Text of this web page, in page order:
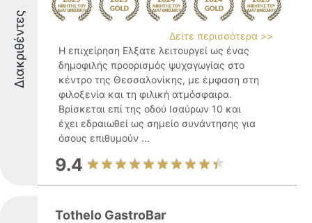
Διακριθέντες
Δείτε περισσότερα >>
Η επιχείρηση Ελξατε λειτουργεί ως ένας
δημοφιλής προορισμός ψυχαγωγίας στο
κέντρο της Θεσσαλονίκης, με έμφαση στη
φιλοξενία και τη φιλική ατμόσφαιρα.
Βρίσκεται επί της οδού Ισαύρων 10 και
έχει εδραιωθεί ως σημείο συνάντησης για
όσους επιθυμούν ...
9.4
Tothelo GastroBar